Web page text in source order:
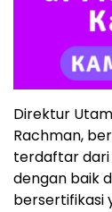
Direktur
Rachman,
terdaftar dari
dengan baik
bersertifikasi